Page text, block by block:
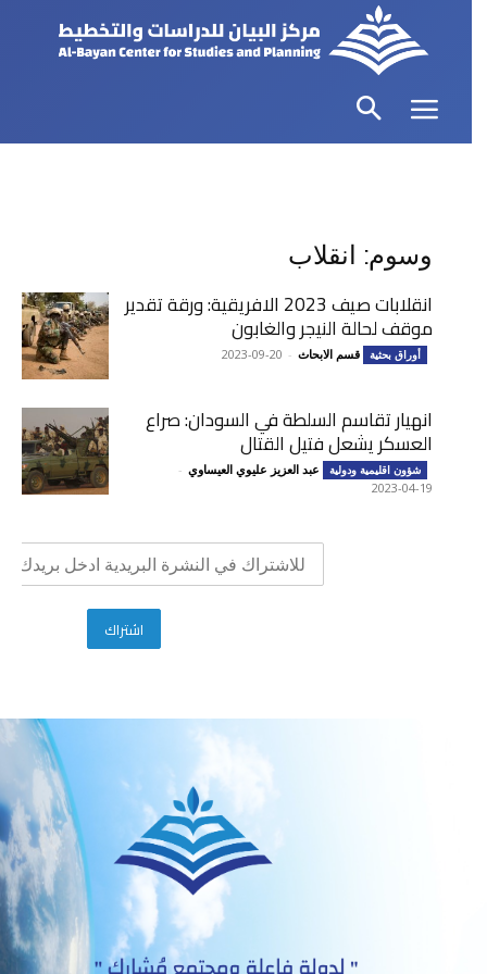
وسوم: انقلاب
انقلابات صيف 2023 الافريقية: ورقة تقدير
موقف لحالة النيجر والغابون
أوراق بحثية قسم الابحاث -
2023-09-20
انهيار تقاسم السلطة في السودان: صراع
العسكر يشعل فتيل القتال
شؤون اقليمية ودولية عبد العزيز عليوي العيساوي -
2023-04-19